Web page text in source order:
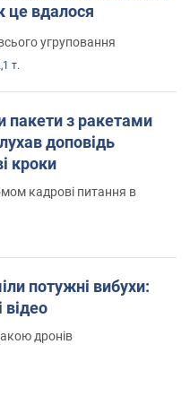
це вдалося
угруповання
т.
з ракетами
доповідь
кроки
кадрові питання в
потужні вибухи:
дронів